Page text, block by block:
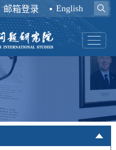
邮箱登录 English